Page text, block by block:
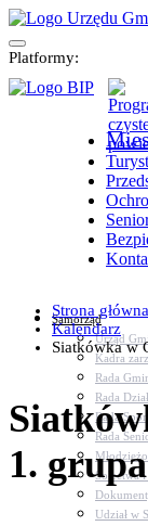
Platformy:
Samorząd
Urząd
Kadra
Rada
Rada
Rada
Rada
Sołectwa
Udział w
Strona główna
Kalendarz
Siatkówka w
1. grupa